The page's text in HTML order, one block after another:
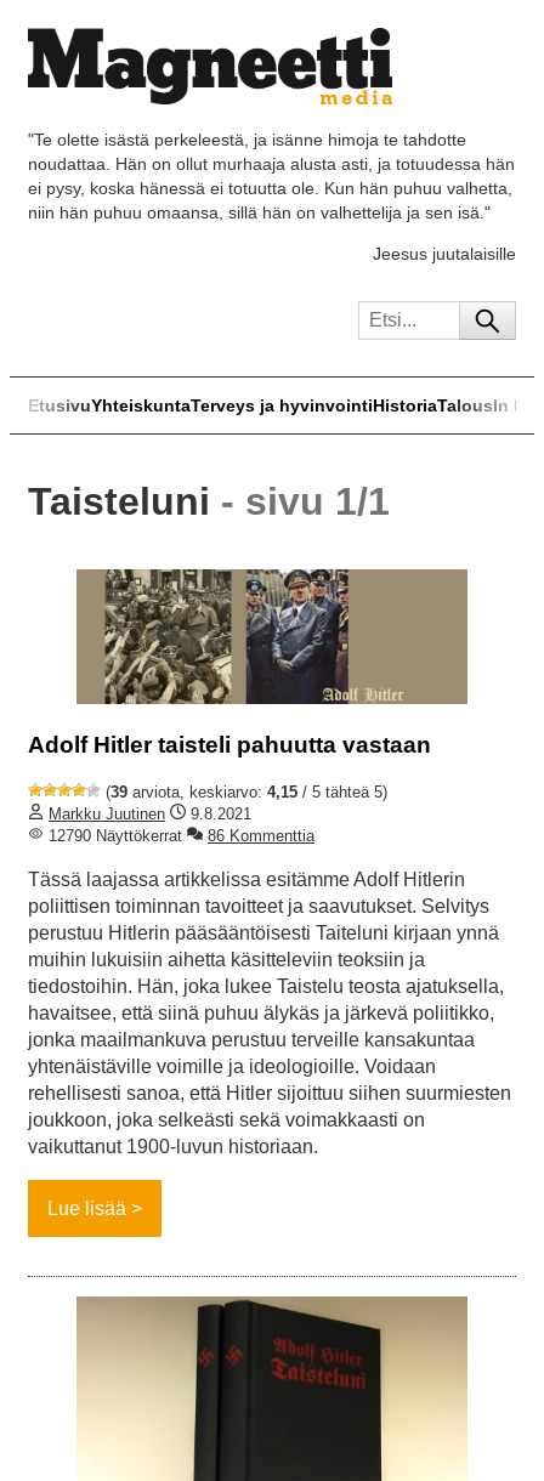
"Te olette isästä perkeleestä, ja isänne himoja te tahdotte
noudattaa. Hän on ollut murhaaja alusta asti, ja totuudessa hän
ei pysy, koska hänessä ei totuutta ole. Kun hän puhuu valhetta,
niin hän puhuu omaansa, sillä hän on valhettelija ja sen isä."
Jeesus juutalaisille
EtusivuYhteiskuntaTerveys ja hyvinvointiHistoriaTalousIn
Taisteluni - sivu 1/1
Adolf Hitler taisteli pahuutta vastaan
(39 arviota, keskiarvo: 4,15 / 5 tähteä 5)
Markku Juutinen
9.8.2021
12790 Näyttökerrat
86 Kommenttia
Tässä laajassa artikkelissa esitämme Adolf Hitlerin
poliittisen toiminnan tavoitteet ja saavutukset. Selvitys
perustuu Hitlerin pääsääntöisesti Taiteluni kirjaan ynnä
muihin lukuisiin aihetta käsitteleviin teoksiin ja
tiedostoihin. Hän, joka lukee Taistelu teosta ajatuksella,
havaitsee, että siinä puhuu älykäs ja järkevä poliitikko,
jonka maailmankuva perustuu terveille kansakuntaa
yhtenäistäville voimille ja ideologioille. Voidaan
rehellisesti sanoa, että Hitler sijoittuu siihen suurmiesten
joukkoon, joka selkeästi sekä voimakkaasti on
vaikuttanut 1900-luvun historiaan.
Lue lisää